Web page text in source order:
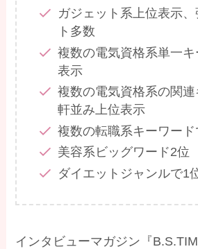
ガジェット系上位表示
ト多数
複数の電気資格系単一
表示
複数の電気資格系の関
軒並み上位表示
複数の転職系キーワー
美容系ビッグワード2位
ダイエットジャンルで1
インタビューマガジン『